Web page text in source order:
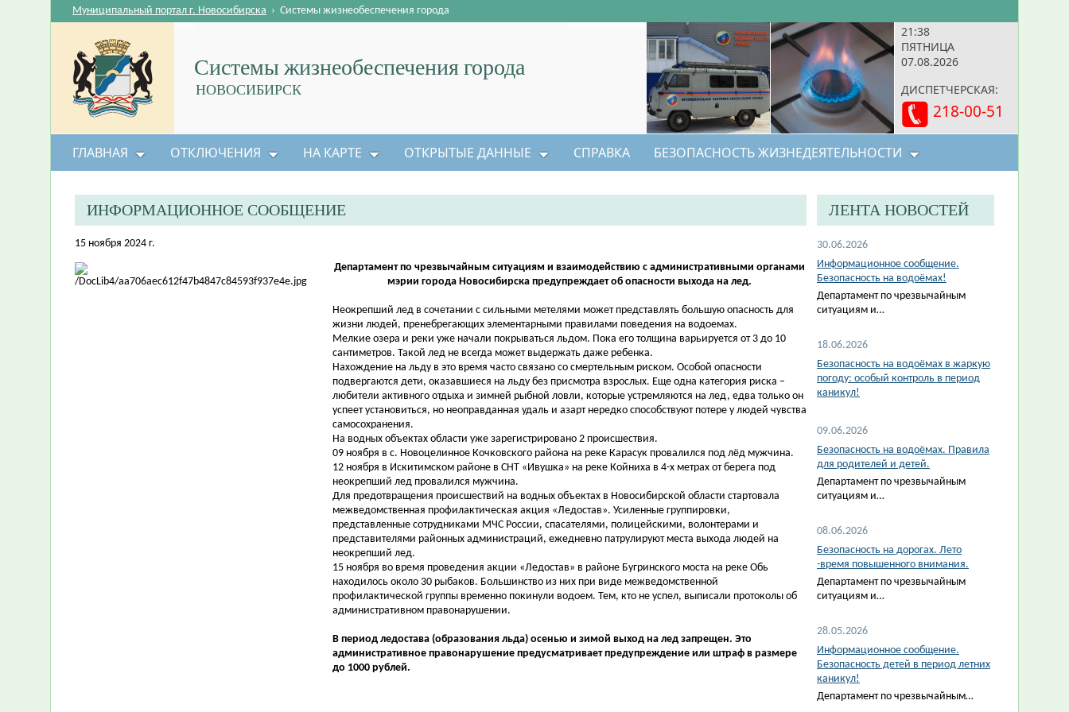
21:38
ПЯТНИЦА
07.08.2026
ДИСПЕТЧЕРСКАЯ:
218-00-51
Системы жизнеобеспечения города
НОВОСИБИРСК
Муниципальный портал г. Новосибирска › Системы жизнеобеспечения города
ГЛАВНАЯ ОТКЛЮЧЕНИЯ НА КАРТЕ ОТКРЫТЫЕ ДАННЫЕ СПРАВКА БЕЗОПАСНОСТЬ ЖИЗНЕДЕЯТЕЛЬНОСТИ
ИНФОРМАЦИОННОЕ СООБЩЕНИЕ
15 ноября 2024 г.
Департамент по чрезвычайным ситуациям и взаимодействию с административными органами
мэрии города Новосибирска предупреждает об опасности выхода на лед.
Неокрепший лед в сочетании с сильными метелями может представлять большую опасность для
жизни людей, пренебрегающих элементарными правилами поведения на водоемах.
Мелкие озера и реки уже начали покрываться льдом. Пока его толщина варьируется от 3 до 10
сантиметров. Такой лед не всегда может выдержать даже ребенка.
Нахождение на льду в это время часто связано со смертельным риском. Особой опасности
подвергаются дети, оказавшиеся на льду без присмотра взрослых. Еще одна категория риска –
любители активного отдыха и зимней рыбной ловли, которые устремляются на лед, едва только он
успеет установиться, но неоправданная удаль и азарт нередко способствуют потере у людей чувства
самосохранения.
На водных объектах области уже зарегистрировано 2 происшествия.
09 ноября в с. Новоцелинное Кочковского района на реке Карасук провалился под лёд мужчина.
12 ноября в Искитимском районе в СНТ «Ивушка» на реке Койниха в 4-х метрах от берега под
неокрепший лед провалился мужчина.
Для предотвращения происшествий на водных объектах в Новосибирской области стартовала
межведомственная профилактическая акция «Ледостав». Усиленные группировки,
представленные сотрудниками МЧС России, спасателями, полицейскими, волонтерами и
представителями районных администраций, ежедневно патрулируют места выхода людей на
неокрепший лед.
15 ноября во время проведения акции «Ледостав» в районе Бугринского моста на реке Обь
находилось около 30 рыбаков. Большинство из них при виде межведомственной
профилактической группы временно покинули водоем. Тем, кто не успел, выписали протоколы об
административном правонарушении.
В период ледостава (образования льда) осенью и зимой выход на лед запрещен. Это
административное правонарушение предусматривает предупреждение или штраф в размере
до 1000 рублей.
ЛЕНТА НОВОСТЕЙ
30.06.2026
Информационное сообщение.
Безопасность на водоёмах!
Департамент по чрезвычайным
ситуациям и…
18.06.2026
Безопасность на водоёмах в жаркую
погоду: особый контроль в период
каникул!
09.06.2026
Безопасность на водоёмах. Правила
для родителей и детей.
Департамент по чрезвычайным
ситуациям и…
08.06.2026
Безопасность на дорогах. Лето
-время повышенного внимания.
Департамент по чрезвычайным
ситуациям и…
28.05.2026
Информационное сообщение.
Безопасность детей в период летних
каникул!
Департамент по чрезвычайным…